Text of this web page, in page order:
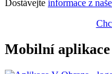
Dostávejte informace z
Mobilní aplikace